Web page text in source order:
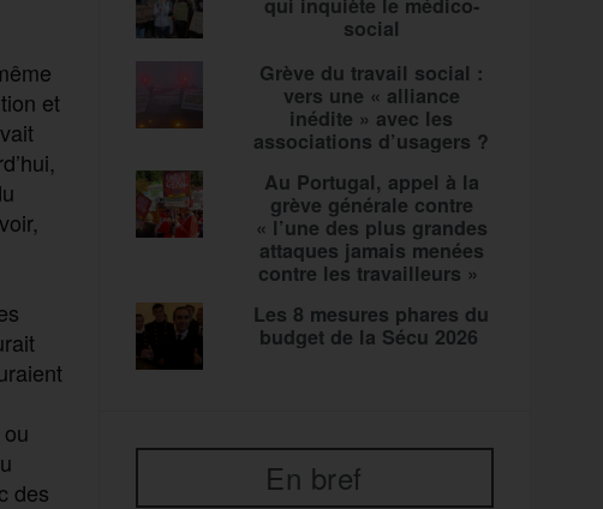
et
des
social
Grève du travail social :
vers une « alliance
inédite » avec les
associations d’usagers ?
Au Portugal, appel à la
grève générale contre
« l’une des plus grandes
attaques jamais menées
contre les travailleurs »
Les 8 mesures phares du
budget de la Sécu 2026
En bref